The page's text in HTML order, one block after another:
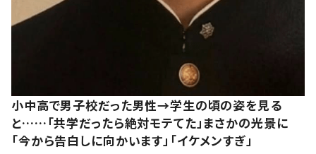
小中高で男子校だった男性→学生の頃の姿を見る
と……「共学だったら絶対モテてた」まさかの光景に
「今から告白しに向かいます」「イケメンすぎ」